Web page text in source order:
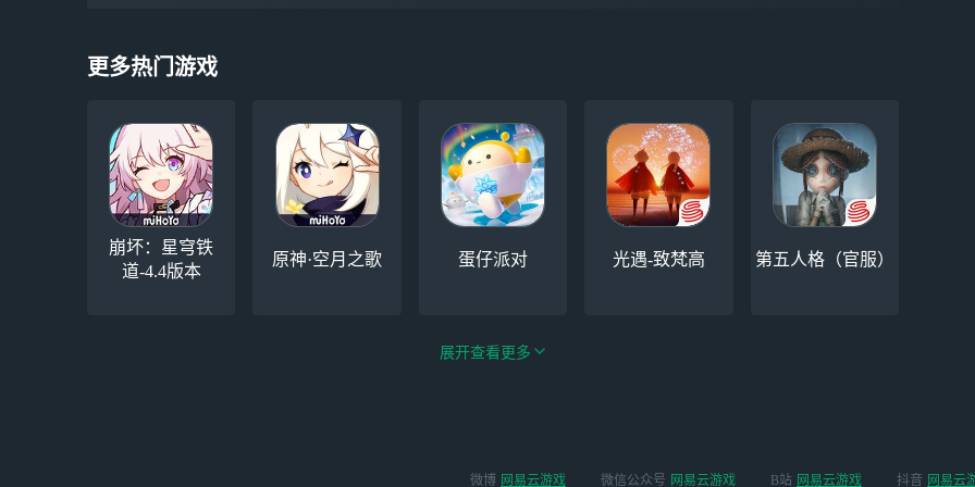
更多热门游戏
崩坏：星穹铁
道-4.4版本
原神·空月之歌 蛋仔派对 光遇-致梵高 第五人格（官服）
逆水寒手游（全新
展开查看更多
微博 网易云游戏 微信公众号 网易云游戏 B站 网易云游戏 抖音 网易云